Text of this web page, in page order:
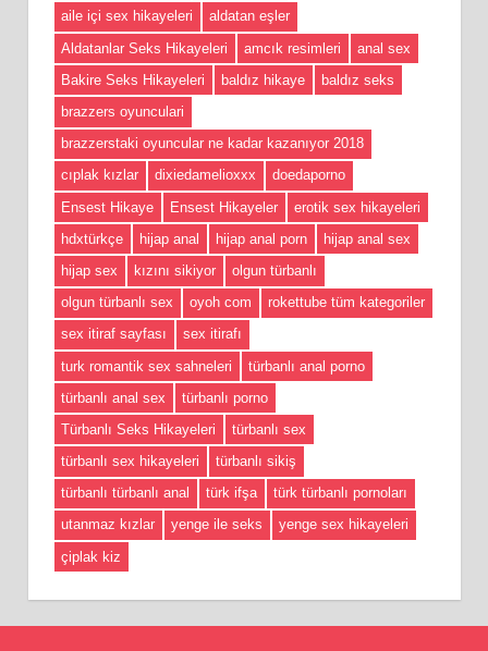
aile içi sex hikayeleri
aldatan eşler
Aldatanlar Seks Hikayeleri
amcık resimleri
anal sex
Bakire Seks Hikayeleri
baldız hikaye
baldız seks
brazzers oyunculari
brazzerstaki oyuncular ne kadar kazanıyor 2018
cıplak kızlar
dixiedamelioxxx
doedaporno
Ensest Hikaye
Ensest Hikayeler
erotik sex hikayeleri
hdxtürkçe
hijap anal hijap anal porn
hijap anal sex
hijap sex
kızını sikiyor
olgun türbanlı
olgun türbanlı sex
oyoh com
rokettube tüm kategoriler
sex itiraf sayfası
sex itirafı
turk romantik sex sahneleri
türbanlı anal porno
türbanlı anal sex
türbanlı porno
Türbanlı Seks Hikayeleri
türbanlı sex
türbanlı sex hikayeleri
türbanlı sikiş
türbanlı türbanlı anal
türk ifşa
türk türbanlı pornoları
utanmaz kızlar
yenge ile seks
yenge sex hikayeleri
çiplak kiz